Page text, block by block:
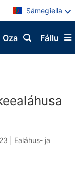
Sámegiella
Fállu
Oza
Ealáhus- ja